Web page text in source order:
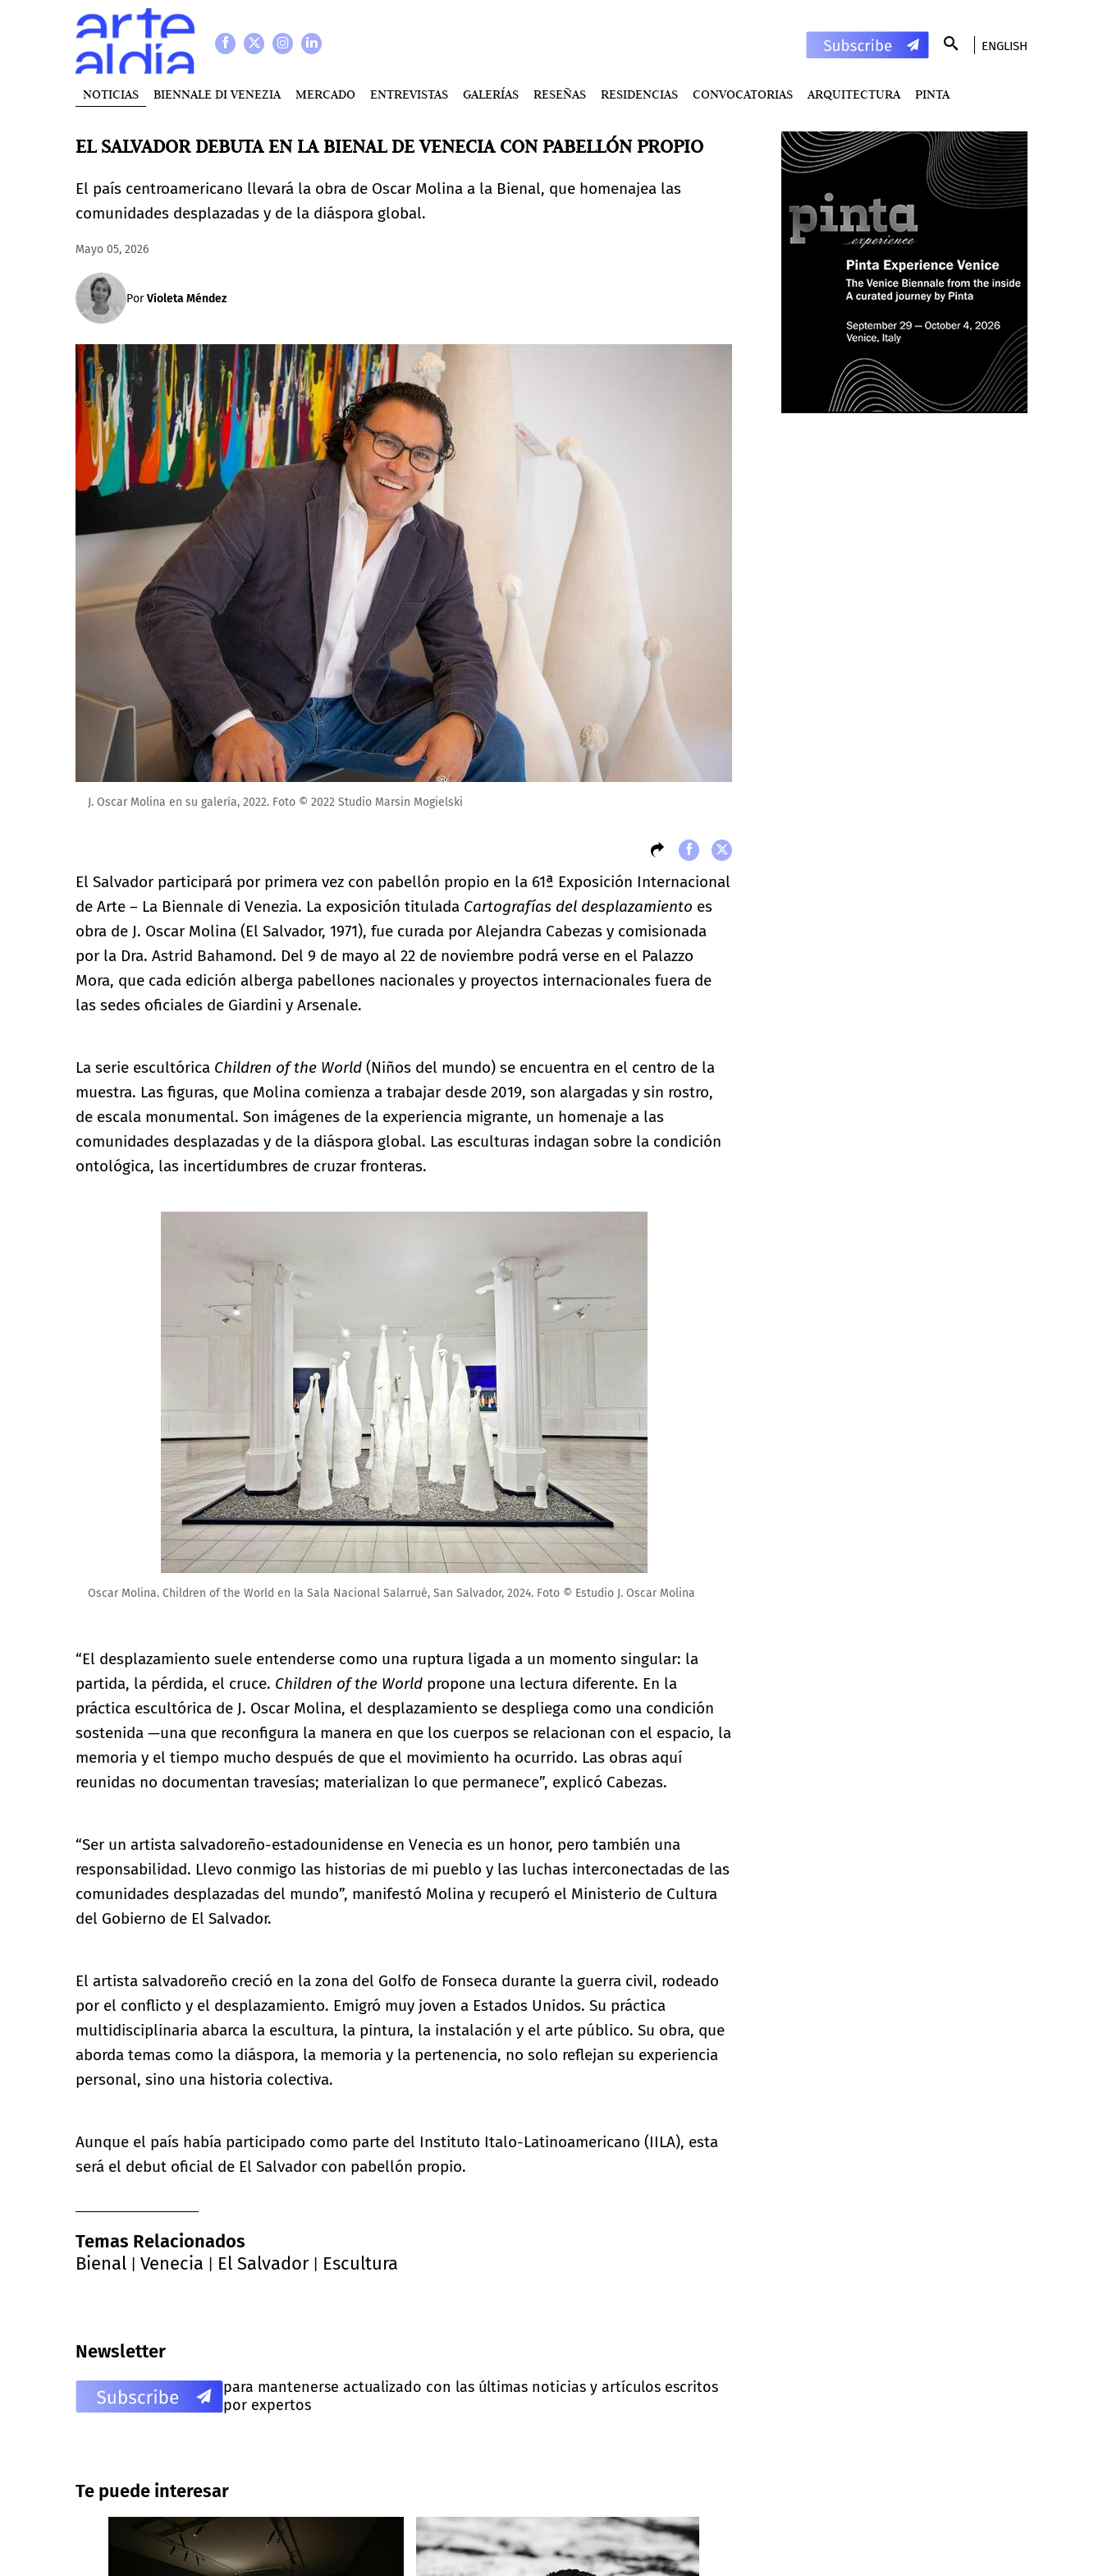
ENGLISH
NOTICIAS BIENNALE DI VENEZIA MERCADO ENTREVISTAS GALERÍAS RESEÑAS RESIDENCIAS CONVOCATORIAS ARQUITECTURA PINTA
EL SALVADOR DEBUTA EN LA BIENAL DE VENECIA CON PABELLÓN PROPIO
El país centroamericano llevará la obra de Oscar Molina a la Bienal, que homenajea las
comunidades desplazadas y de la diáspora global.
Mayo 05, 2026
PorVioleta Méndez
J. Oscar Molina en su galería, 2022. Foto © 2022 Studio Marsin Mogielski
El Salvador participará por primera vez con pabellón propio en la 61ª Exposición Internacional
de Arte – La Biennale di Venezia. La exposición titulada Cartografías del desplazamiento es
obra de J. Oscar Molina (El Salvador, 1971), fue curada por Alejandra Cabezas y comisionada
por la Dra. Astrid Bahamond. Del 9 de mayo al 22 de noviembre podrá verse en el Palazzo
Mora, que cada edición alberga pabellones nacionales y proyectos internacionales fuera de
las sedes oficiales de Giardini y Arsenale.
La serie escultórica Children of the World (Niños del mundo) se encuentra en el centro de la
muestra. Las figuras, que Molina comienza a trabajar desde 2019, son alargadas y sin rostro,
de escala monumental. Son imágenes de la experiencia migrante, un homenaje a las
comunidades desplazadas y de la diáspora global. Las esculturas indagan sobre la condición
ontológica, las incertidumbres de cruzar fronteras.
Oscar Molina. Children of the World en la Sala Nacional Salarrué, San Salvador, 2024. Foto © Estudio J. Oscar Molina
“El desplazamiento suele entenderse como una ruptura ligada a un momento singular: la
partida, la pérdida, el cruce. Children of the World propone una lectura diferente. En la
práctica escultórica de J. Oscar Molina, el desplazamiento se despliega como una condición
sostenida —una que reconfigura la manera en que los cuerpos se relacionan con el espacio, la
memoria y el tiempo mucho después de que el movimiento ha ocurrido. Las obras aquí
reunidas no documentan travesías; materializan lo que permanece”, explicó Cabezas.
“Ser un artista salvadoreño-estadounidense en Venecia es un honor, pero también una
responsabilidad. Llevo conmigo las historias de mi pueblo y las luchas interconectadas de las
comunidades desplazadas del mundo”, manifestó Molina y recuperó el Ministerio de Cultura
del Gobierno de El Salvador.
El artista salvadoreño creció en la zona del Golfo de Fonseca durante la guerra civil, rodeado
por el conflicto y el desplazamiento. Emigró muy joven a Estados Unidos. Su práctica
multidisciplinaria abarca la escultura, la pintura, la instalación y el arte público. Su obra, que
aborda temas como la diáspora, la memoria y la pertenencia, no solo reflejan su experiencia
personal, sino una historia colectiva.
Aunque el país había participado como parte del Instituto Italo-Latinoamericano (IILA), esta
será el debut oficial de El Salvador con pabellón propio.
Temas Relacionados
Bienal
Venecia El Salvador| Escultura
Newsletter
para mantenerse actualizado con las últimas noticias y artículos escritos
por expertos
Te puede interesar